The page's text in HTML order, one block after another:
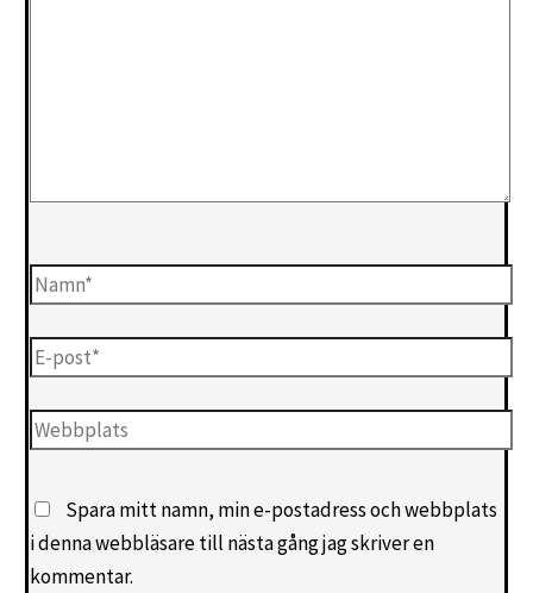
Namn*
E-
post*
Webbplats
Spara mitt namn, min e-postadress och webbplats
i denna webbläsare till nästa gång jag skriver en
kommentar.